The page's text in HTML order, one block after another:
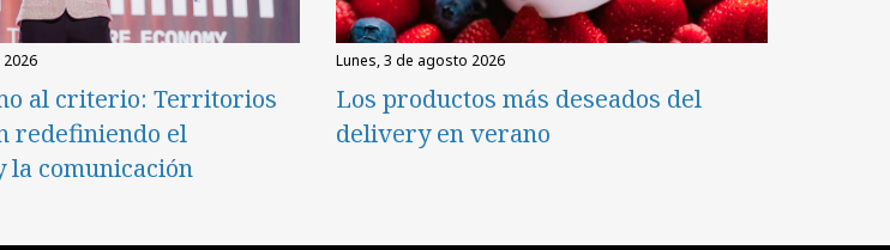
al criterio: Territorios
redefiniendo el
comunicación
lunes, 3 de agosto 2026
Los productos más deseados del
delivery en verano